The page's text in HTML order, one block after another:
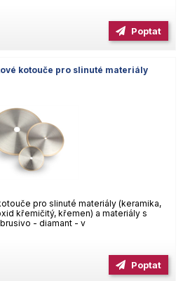
Poptat
kotouče pro slinuté materiály
pro slinuté materiály (keramika,
křemičitý, křemen) a materiály s
- diamant - v
Poptat